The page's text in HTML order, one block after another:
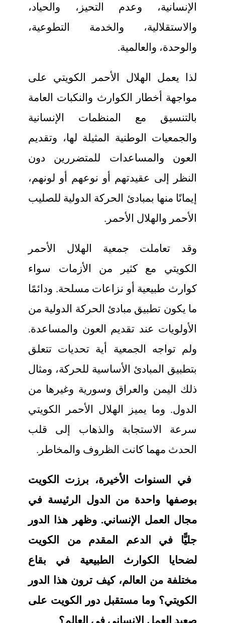
الإنسانية، وعدم التحيز، والحياد،
والاستقلالية، والخدمة التطوعية،
والوحدة، والعالمية.
لذا يعمل الهلال الأحمر الكويتي على
مواجهة أخطار الكوارث والنكبات العامة
بالتنسيق مع المنظمات الإنسانية
والجمعيات الوطنية المثيلة لها، وتقديم
العون والمساعدات للمتضررين دون
النظر إلى عقيدتهم أو نوعهم أو لونهم،
إيمانًا منها بمبادئ الحركة الدولية للصليب
الأحمر والهلال الأحمر.
وقد تعاملت جمعية الهلال الأحمر
الكويتي مع كثير من الأزمات سواء
كوارث طبيعية أو نزاعات مسلحة. ودائمًا
ما يكون تطبيق مبادئ الحركة الدولية من
الأولويات عند تقديم العون والمساعدة.
ولم تواجه الجمعية أية تحديات تتعلق
بتطبيق المبادئ الأساسية للحركة، ومثال
ذلك اليمن والعراق وسورية وغيرها من
الدول. وما يميز الهلال الأحمر الكويتي
سرعة الاستجابة والذهاب إلى قلب
الحدث مهما كانت الظروف والمخاطر.
في السنوات الأخيرة، برزت الكويت
بوصفها واحدة من الدول الرئيسة في
مجال العمل الإنساني. وظهر هذا الدور
جليًّا في الدعم المقدم من الكويت
لضحايا الكوارث الطبيعية في بقاع
مختلفة من العالم، كيف ترون هذا الدور
الكويتي؟ وما مستقبل دور الكويت على
صعيد العمل الإنساني في العالم؟